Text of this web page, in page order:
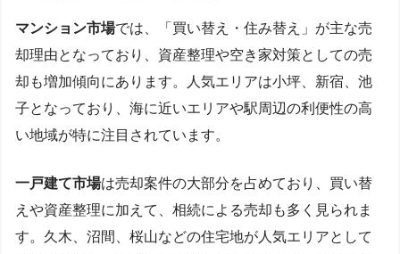
マンション市場では、「買い替え・住み替え」が主な売
却理由となっており、資産整理や空き家対策としての売
却も増加傾向にあります。人気エリアは小坪、新宿、池
子となっており、海に近いエリアや駅周辺の利便性の高
い地域が特に注目されています。
一戸建て市場は売却案件の大部分を占めており、買い替
えや資産整理に加えて、相続による売却も多く見られま
す。久木、沼間、桜山などの住宅地が人気エリアとして